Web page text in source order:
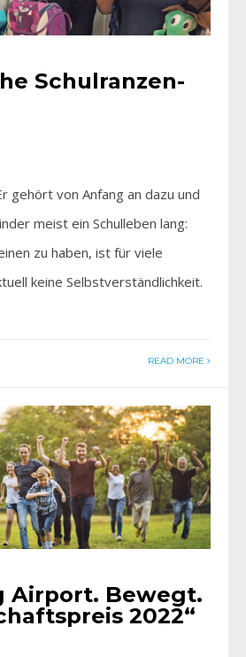
Schulranzen-
gehört von Anfang an dazu und
meist ein Schulleben lang:
zu haben, ist für viele
keine Selbstverständlichkeit.
READ MORE
Airport. Bewegt.
2022“